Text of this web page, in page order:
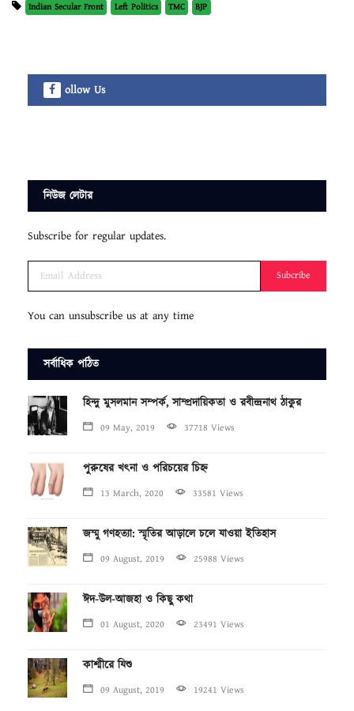
Indian Secular Front Left Politics TMC BJP
ollow Us
নিউজ লেটার
Subscribe for regular updates.
Subcribe
You can unsubscribe us at any time
সর্বাধিক পঠিত
হিন্দু মুসলমান সম্পর্ক, সাম্প্রদায়িকতা ও রবীন্দ্রনাথ ঠাকুর
09 May, 2019 37718 Views
পুরুষের খৎনা ও পরিচয়ের চিহ্ন
13 March, 2020 33581 Views
জম্মু গণহত্যা: স্মৃতির আড়ালে চলে যাওয়া ইতিহাস
09 August, 2019 25988 Views
ঈদ-উল-আজহা ও কিছু কথা
01 August, 2020 23491 Views
কাশ্মীরে যিশু
09 August, 2019 19241 Views